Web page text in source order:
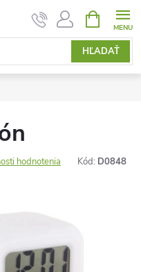
HĽADAŤ
KOŠÍK
hodnotenia Kód: D0848